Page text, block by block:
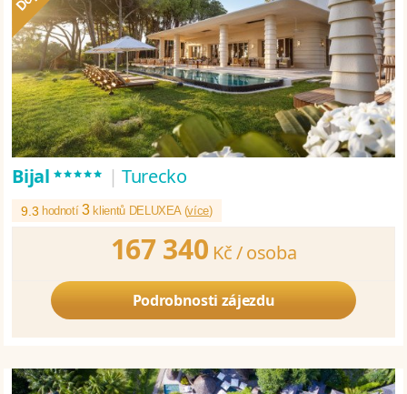
Bijal***** | Turecko
9.3 hodnotí3klientů DELUXEA (více)
167 340 Kč /osoba
Podrobnosti zájezdu